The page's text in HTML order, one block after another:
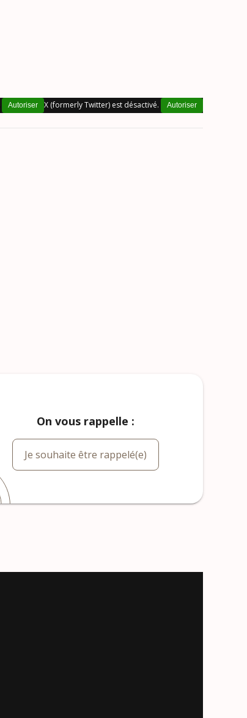
X (formerly Twitter) est désactivé. Autoriser
Autoriser
On vous rappelle :
Je souhaite être rappelé(e)